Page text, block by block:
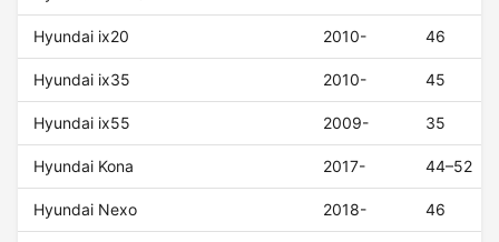
Hyundai ix20 2010- 46
Hyundai ix35 2010- 45
Hyundai ix55 2009- 35
Hyundai Kona 2017- 44–52
Hyundai Nexo 2018- 46